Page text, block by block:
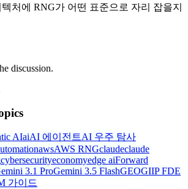
처에 RNG가 어떤 표준으로 자리 잡을지
discussion.
AIaiAI 에이전트AI 우주 탐사
awsAWS RNGclaudeclaude
cybersecurityeconomyedge aiForward
3.1 ProGemini 3.5 FlashGEOGIIP FDE
가이드